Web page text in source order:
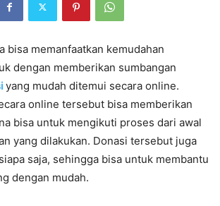
bisa memanfaatkan kemudahan
dengan memberikan sumbangan
yang mudah ditemui secara online.
online tersebut bisa memberikan
bisa untuk mengikuti proses dari awal
yang dilakukan. Donasi tersebut juga
saja, sehingga bisa untuk membantu
dengan mudah.